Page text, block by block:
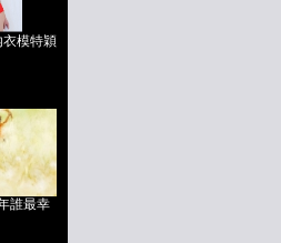
衣模特穎
誰最幸